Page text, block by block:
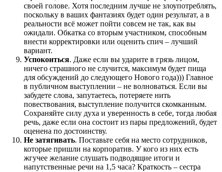
своей голове. Хотя последним лучше не злоупотреблять,
поскольку в ваших фантазиях будет один результат, а в
реальности всё может пойти совсем не так, как вы
ожидали. Обкатка со вторым участником, способным
внести корректировки или оценить спич – лучший
вариант.
Успокоиться. Даже если вы ударите в грязь лицом,
ничего страшного не случится, максимум будет пища
для обсуждений до следующего Нового года))) Главное
в публичном выступлении – не волноваться. Если вы
забудете слова, запутаетесь, потеряете нить
повествования, выступление получится скомканным.
Сохраняйте силу духа и уверенность в себе, тогда любая
речь, даже если она состоит из пары предложений, будет
оценена по достоинству.
Не затягивать. Поставьте себя на место сотрудников,
которые пришли на корпоратив. У кого из них есть
жгучее желание слушать подводящие итоги и
напутственные речи на 1,5 часа? Краткость – сестра